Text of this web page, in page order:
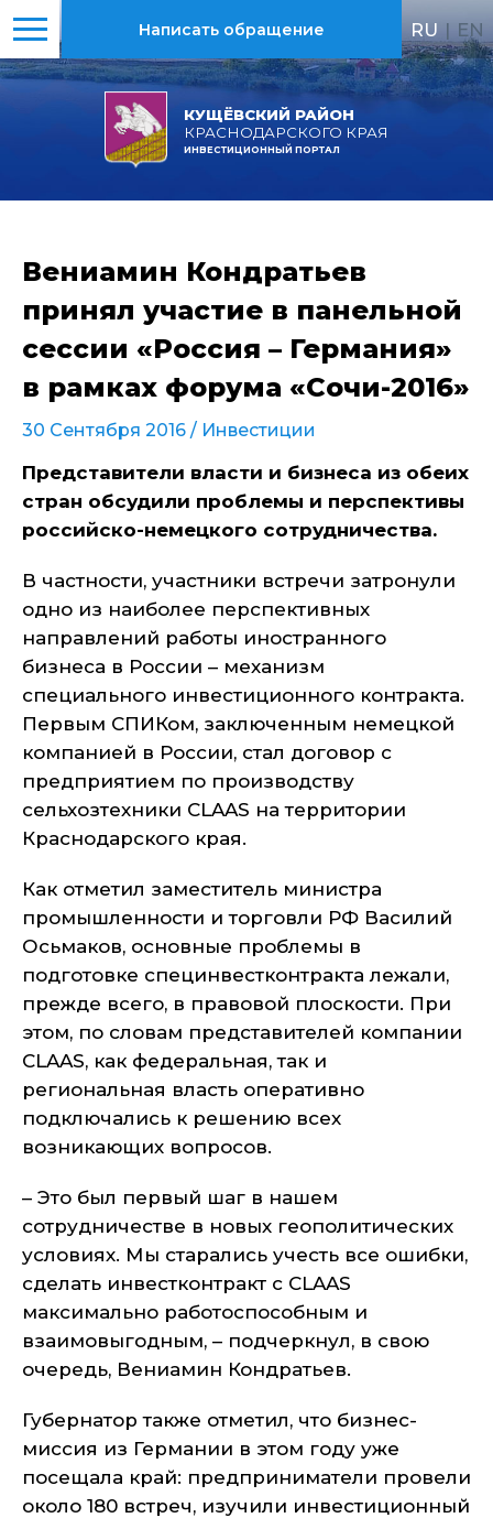
КУЩЁВСКИЙ РАЙОН
КРАСНОДАРСКОГО КРАЯ
ИНВЕСТИЦИОННЫЙ ПОРТАЛ
Написать обращение RU | EN
Вениамин Кондратьев
принял участие в панельной
сессии «Россия – Германия»
в рамках форума «Сочи-2016»
30 Сентября 2016 / Инвестиции
Представители власти и бизнеса из обеих
стран обсудили проблемы и перспективы
российско-немецкого сотрудничества.
В частности, участники встречи затронули
одно из наиболее перспективных
направлений работы иностранного
бизнеса в России – механизм
специального инвестиционного контракта.
Первым СПИКом, заключенным немецкой
компанией в России, стал договор с
предприятием по производству
сельхозтехники CLAAS на территории
Краснодарского края.
Как отметил заместитель министра
промышленности и торговли РФ Василий
Осьмаков, основные проблемы в
подготовке специнвестконтракта лежали,
прежде всего, в правовой плоскости. При
этом, по словам представителей компании
CLAAS, как федеральная, так и
региональная власть оперативно
подключались к решению всех
возникающих вопросов.
– Это был первый шаг в нашем
сотрудничестве в новых геополитических
условиях. Мы старались учесть все ошибки,
сделать инвестконтракт с CLAAS
максимально работоспособным и
взаимовыгодным, – подчеркнул, в свою
очередь, Вениамин Кондратьев.
Губернатор также отметил, что бизнес-
миссия из Германии в этом году уже
посещала край: предприниматели провели
около 180 встреч, изучили инвестиционный